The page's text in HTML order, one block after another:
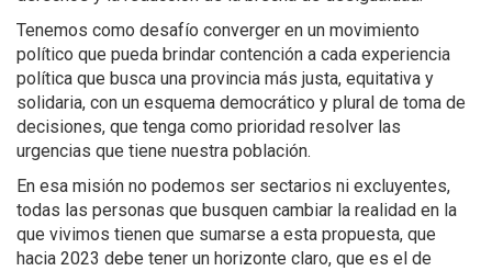
Tenemos como desafío converger en un movimiento
político que pueda brindar contención a cada experiencia
política que busca una provincia más justa, equitativa y
solidaria, con un esquema democrático y plural de toma de
decisiones, que tenga como prioridad resolver las
urgencias que tiene nuestra población.
En esa misión no podemos ser sectarios ni excluyentes,
todas las personas que busquen cambiar la realidad en la
que vivimos tienen que sumarse a esta propuesta, que
hacia 2023 debe tener un horizonte claro, que es el de